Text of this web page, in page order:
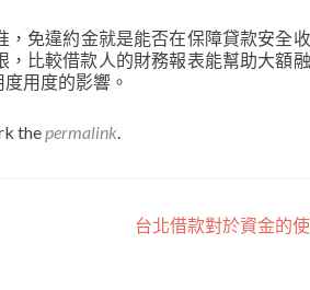
免違約金就是能否在保障貸款安全
比較借款人的財務報表能幫助大額
用度的影響。
thepermalink.
台北借款對於資金的